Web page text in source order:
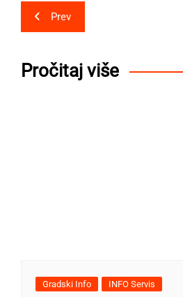
Post
navigation
Prev
Pročitaj više
Gradski Info INFO Servis